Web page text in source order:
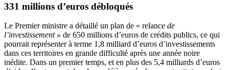
331 millions d’euros débloqués
Le Premier ministre a détaillé un plan de « relance de
l’investissement » de 650 millions d’euros de crédits publics, ce qui
pourrait représenter à terme 1,8 milliard d’euros d’investissements
dans ces territoires en grande difficulté après une année noire
inédite. Dans un premier temps, et en plus des 5,4 milliards d’euros